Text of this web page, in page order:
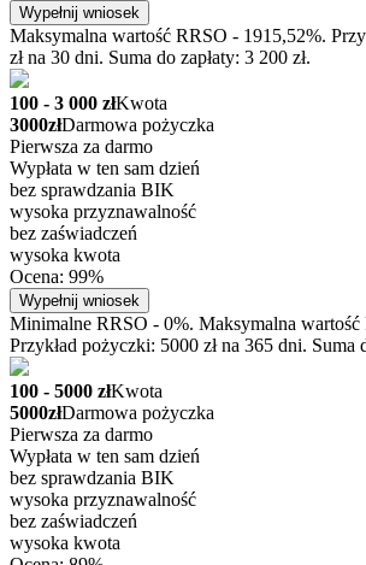
Wypełnij wniosek
Maksymalna wartość RRSO - 1915,52%.
zł na 30 dni. Suma do zapłaty: 3 200 zł.
100 - 3 000 złKwota
3000złDarmowa pożyczka
Pierwsza za darmo
Wypłata w ten sam dzień
bez sprawdzania BIK
wysoka przyznawalność
bez zaświadczeń
wysoka kwota
Ocena: 99%
Wypełnij wniosek
Minimalne RRSO - 0%. Maksymalna wartość
Przykład pożyczki: 5000 zł na 365 dni. Suma
100 - 5000 złKwota
5000złDarmowa pożyczka
Pierwsza za darmo
Wypłata w ten sam dzień
bez sprawdzania BIK
wysoka przyznawalność
bez zaświadczeń
wysoka kwota